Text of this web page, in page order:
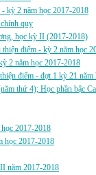
kỳ 2 năm học 2017-2018
quy
học kỳ II (2017-2018)
điểm - kỳ 2 năm học
2 năm học 2017-2018
điểm - đợt 1 kỳ 21
thứ 4); Học phần bậc
2017-2018
học 2017-2018
năm 2017-2018